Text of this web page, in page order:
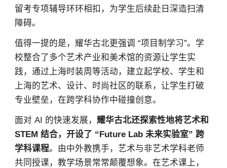
留考专项辅导环环相扣，为学生后续赴日深造扫清
障碍。
值得一提的是，耀华古北更强调 “项目制学习”。学
校整合了多个艺术产业和美术馆的资源让学生实
践，通过上海时装周等活动，建立起学校、学生和
上海的艺术、设计、时尚社区的联系，让学生打破
专业壁垒，在跨学科协作中碰撞创意。
面对 AI 的快速发展， 耀华古北还探索性地将艺术和
STEM 结合，开设了 “Future Lab 未来实验室” 跨
学科课程。由中外教携手，艺术与非艺术学科老师
共同授课，教学场景常常颠覆想象。在艺术课上，